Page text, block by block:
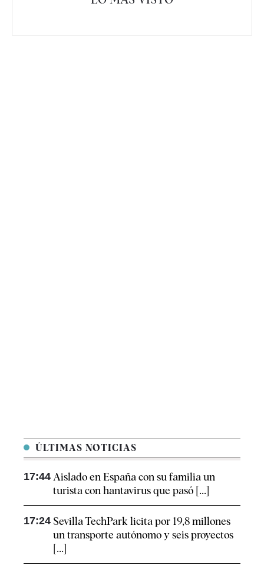
ÚLTIMAS NOTICIAS
17:44 Aislado en España con su familia un
turista con hantavirus que pasó [...]
17:24 Sevilla TechPark licita por 19,8 millones
un transporte autónomo y seis proyectos
[...]